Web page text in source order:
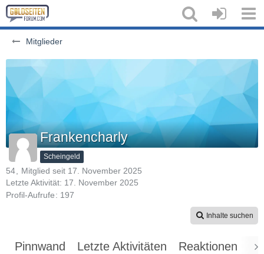
Mitglieder
Frankencharly
Scheingeld
54
Mitglied seit 17. November 2025
Letzte Aktivität: 17. November 2025
Profil-Aufrufe
197
Inhalte suchen
Pinnwand Letzte Aktivitäten Reaktionen